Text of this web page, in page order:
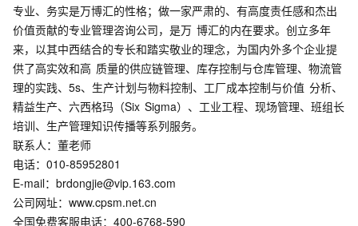
专业、务实是万博汇的性格；做一家严肃的、有高度责任感和杰出
价值贡献的专业管理咨询公司，是万 博汇的内在要求。创立多年
来，以其中西结合的专长和踏实敬业的理念，为国内外多个企业提
供了高实效和高 质量的供应链管理、库存控制与仓库管理、物流管
理的实践、5s、生产计划与物料控制、工厂成本控制与价值 分析、
精益生产、六西格玛（Six Sigma）、工业工程、现场管理、班组长
培训、生产管理知识传播等系列服务。
联系人：董老师
电话：010-85952801
E-mail：brdongjie@vip.163.com
公司网址：www.cpsm.net.cn
全国免费客服电话：400-6768-590